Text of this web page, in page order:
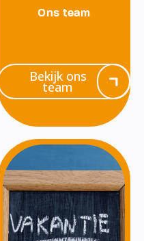
Ons team
Bekijk ons
team